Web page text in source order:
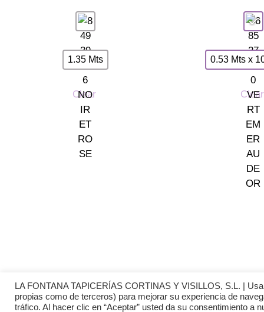
1.35 Mts
Clear
0.53 Mts x
Clear
TIENDA LAS ROZAS
LA FONTANA TAPICERÍAS CORTINAS Y VISILLOS, S.L. |
propias como de terceros) para mejorar su experiencia de
tráfico. Al hacer clic en “Aceptar” usted da su consentimiento